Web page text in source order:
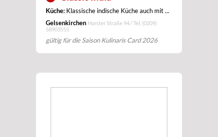
Küche: Klassische indische Küche auch mit ...
Gelsenkirchen Horster Straße 94 / Tel. (0209)
58903555
gültig für die Saison Kulinaris Card 2026